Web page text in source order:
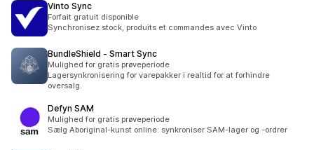
Vinto Sync
Forfait gratuit disponible
Synchronisez stock, produits et commandes avec Vinto
BundleShield ‑ Smart Sync
Mulighed for gratis prøveperiode
Lagersynkronisering for varepakker i realtid for at forhindre
oversalg.
Defyn SAM
Mulighed for gratis prøveperiode
Sælg Aboriginal-kunst online: synkroniser SAM-lager og -ordrer